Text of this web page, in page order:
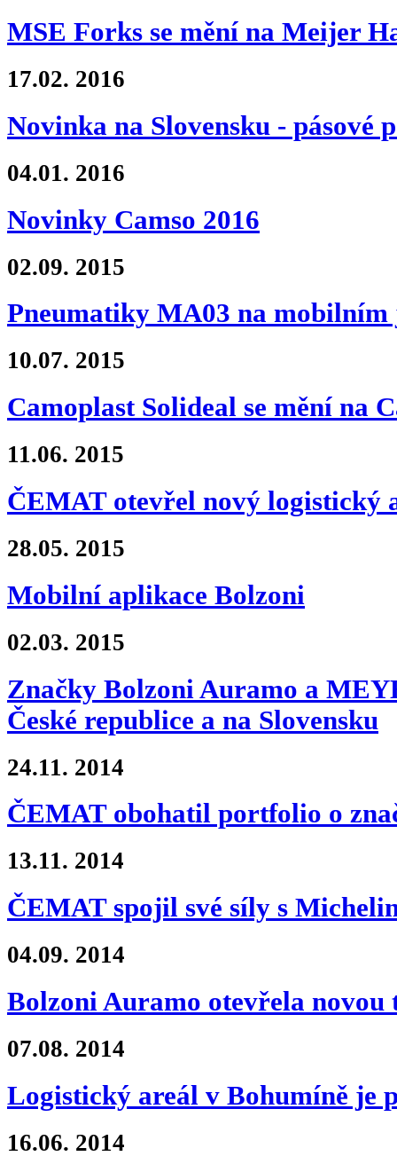
MSE Forks se mění na Meijer
17.02. 2016
Novinka na Slovensku - pásové
04.01. 2016
Novinky Camso 2016
02.09. 2015
Pneumatiky MA03 na mobilním
10.07. 2015
Camoplast Solideal se mění na
11.06. 2015
ČEMAT otevřel nový logistický
28.05. 2015
Mobilní aplikace Bolzoni
02.03. 2015
Značky Bolzoni Auramo a
České republice a na Slovensku
24.11. 2014
ČEMAT obohatil portfolio o
13.11. 2014
ČEMAT spojil své síly s
04.09. 2014
Bolzoni Auramo otevřela novou
07.08. 2014
Logistický areál v Bohumíně je
16.06. 2014